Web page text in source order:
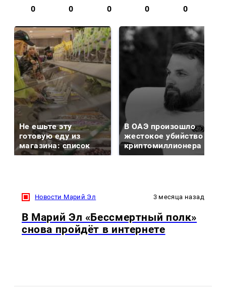
0 0 0 0 0
Не ешьте эту
готовую еду из
магазина: список
В ОАЭ произошло
жестокое убийство
криптомиллионера
Новости Марий Эл 3 месяца назад
В Марий Эл «Бессмертный полк»
снова пройдёт в интернете